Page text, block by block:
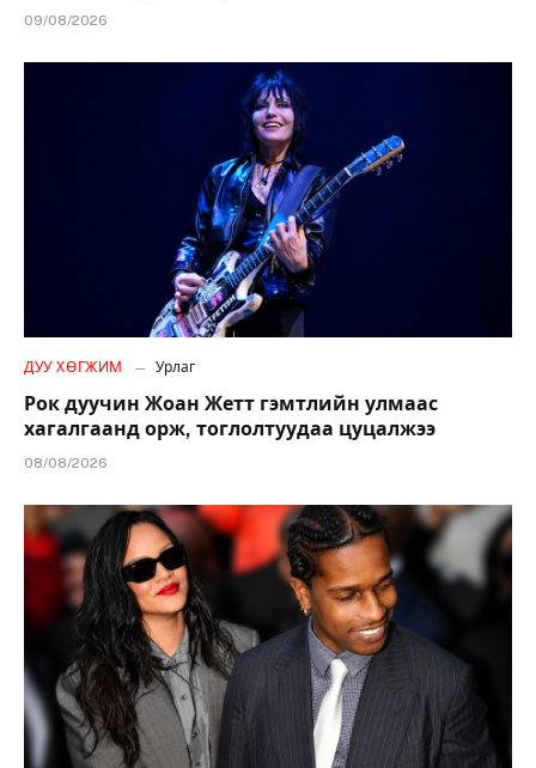
09/08/2026
ДУУ ХӨГЖИМ Урлаг
Рок дуучин Жоан Жетт гэмтлийн улмаас
хагалгаанд орж, тоглолтуудаа цуцалжээ
08/08/2026